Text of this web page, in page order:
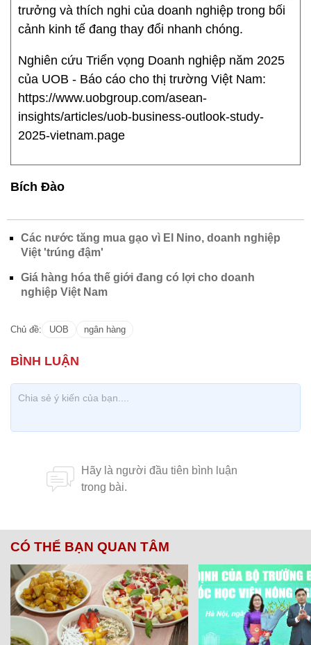
trưởng và thích nghi của doanh nghiệp trong bối
cảnh kinh tế đang thay đổi nhanh chóng.
Nghiên cứu Triển vọng Doanh nghiệp năm 2025
của UOB - Báo cáo cho thị trường Việt Nam:
https://www.uobgroup.com/asean-
insights/articles/uob-business-outlook-study-
2025-vietnam.page
Bích Đào
Các nước tăng mua gạo vì El Nino, doanh nghiệp
Việt 'trúng đậm'
Giá hàng hóa thế giới đang có lợi cho doanh
nghiệp Việt Nam
Chủ đề: UOB ngân hàng
CÓ THỂ BẠN QUAN TÂM